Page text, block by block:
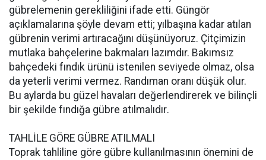
gübrelemenin gerekliliğini ifade etti. Güngör
açıklamalarına şöyle devam etti; yılbaşına kadar atılan
gübrenin verimi artıracağını düşünüyoruz. Çitçimizin
mutlaka bahçelerine bakmaları lazımdır. Bakımsız
bahçedeki fındık ürünü istenilen seviyede olmaz, olsa
da yeterli verimi vermez. Randıman oranı düşük olur.
Bu aylarda bu güzel havaları değerlendirerek ve bilinçli
bir şekilde fındığa gübre atılmalıdır.
TAHLİLE GÖRE GÜBRE ATILMALI
Toprak tahliline göre gübre kullanılmasının önemini de